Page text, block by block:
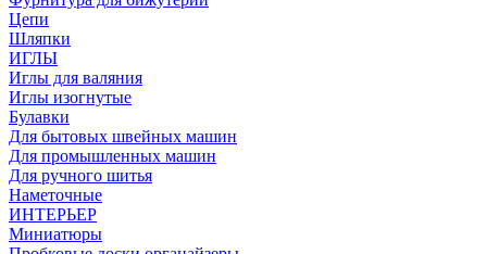
Цепи
Шляпки
ИГЛЫ
Иглы для валяния
Иглы изогнутые
Булавки
Для бытовых швейных машин
Для промышленных машин
Для ручного шитья
Наметочные
ИНТЕРЬЕР
Миниатюры